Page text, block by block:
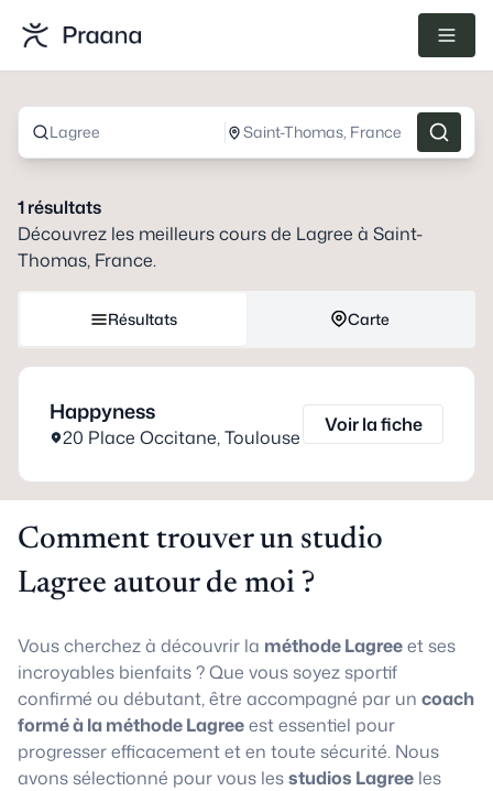
Lagree Saint-Thomas, France
1résultats
Découvrez les meilleurs cours de Lagree à Saint-
Thomas, France.
Résultats Carte
Happyness
20 Place Occitane,Toulouse
Voir la fiche
Comment trouver un studio
Lagree autour de moi ?
Vous cherchez à découvrir la méthode Lagreeet ses
incroyables bienfaits ? Que vous soyez sportif
confirmé ou débutant, être accompagné par un coach
formé à la méthode Lagreeest essentiel pour
progresser efficacement et en toute sécurité. Nous
avons sélectionné pour vous lesstudios Lagree les